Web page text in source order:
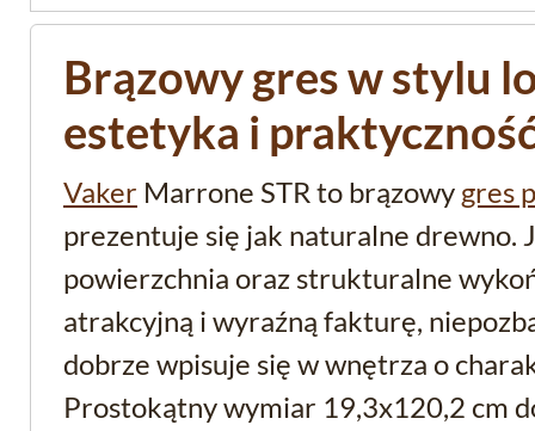
Brązowy gres w stylu
estetyka i
Vaker Marrone STR to brązowy gres
prezentuje się jak naturalne drewno.
powierzchnia oraz strukturalne
atrakcyjną i wyraźną fakturę,
dobrze wpisuje się w wnętrza o
Prostokątny wymiar 19,3x120,2 cm